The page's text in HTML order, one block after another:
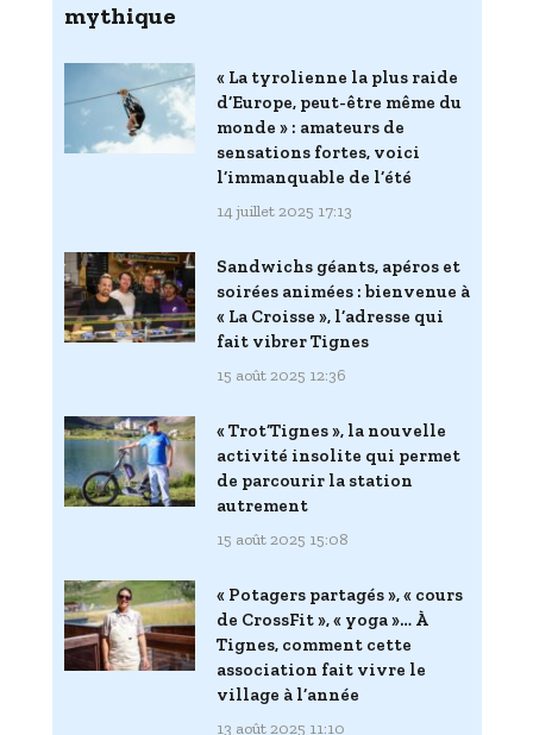
mythique
« La tyrolienne la plus raide
d’Europe, peut-être même du
monde » : amateurs de
sensations fortes, voici
l’immanquable de l’été
14 juillet 2025 17:13
Sandwichs géants, apéros et
soirées animées : bienvenue à
« La Croisse », l’adresse qui
fait vibrer Tignes
15 août 2025 12:36
« Trot’Tignes », la nouvelle
activité insolite qui permet
de parcourir la station
autrement
15 août 2025 15:08
« Potagers partagés », « cours
de CrossFit », « yoga »… À
Tignes, comment cette
association fait vivre le
village à l’année
13 août 2025 11:10